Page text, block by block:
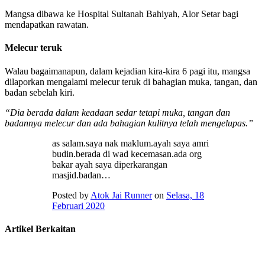
Mangsa dibawa ke Hospital Sultanah Bahiyah, Alor Setar bagi
mendapatkan rawatan.
Melecur teruk
Walau bagaimanapun, dalam kejadian kira-kira 6 pagi itu, mangsa
dilaporkan mengalami melecur teruk di bahagian muka, tangan, dan
badan sebelah kiri.
“Dia berada dalam keadaan sedar tetapi muka, tangan dan
badannya melecur dan ada bahagian kulitnya telah mengelupas.”
as salam.saya nak maklum.ayah saya amri
budin.berada di wad kecemasan.ada org
bakar ayah saya diperkarangan
masjid.badan…
Posted by Atok Jai Runneron Selasa, 18
Februari 2020
Artikel Berkaitan